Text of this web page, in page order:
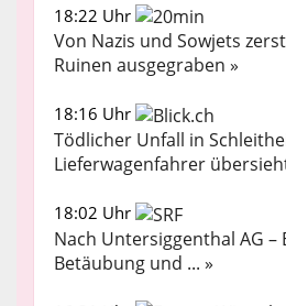
18:22 Uhr
Von Nazis und Sowjets
Ruinen ausgegraben »
18:16 Uhr
Tödlicher Unfall in
Lieferwagenfahrer
18:02 Uhr
Nach Untersiggenthal AG –
Betäubung und ... »